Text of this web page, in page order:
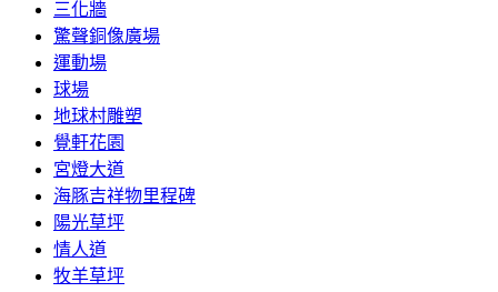
三化牆
驚聲銅像廣場
運動場
球場
地球村雕塑
覺軒花園
宮燈大道
海豚吉祥物里程碑
陽光草坪
情人道
牧羊草坪